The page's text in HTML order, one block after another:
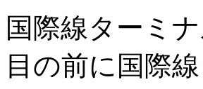
国際線ターミ
目の前に国際